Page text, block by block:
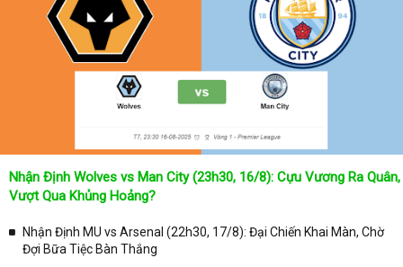
Nhận Định Wolves vs Man City (23h30, 16/8): Cựu Vương Ra Quân,
Vượt Qua Khủng Hoảng?
Nhận Định MU vs Arsenal (22h30, 17/8): Đại Chiến Khai Màn, Chờ
Đợi Bữa Tiệc Bàn Thắng